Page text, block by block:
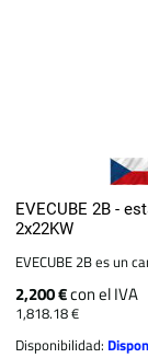
EVECUBE 2B -
2x22KW
EVECUBE 2B es un
2,200 €con el IVA
1,818.18 €
Disponibilidad: